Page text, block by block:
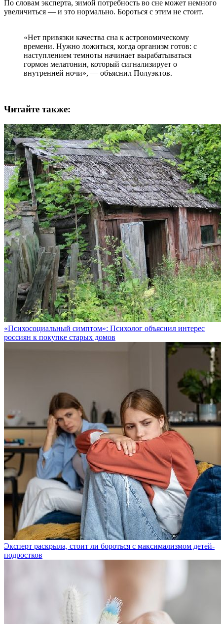
По словам эксперта, зимой потребность во сне может немного
увеличиться — и это нормально. Бороться с этим не стоит.
«Нет привязки качества сна к астрономическому
времени. Нужно ложиться, когда организм готов: с
наступлением темноты начинает вырабатываться
гормон мелатонин, который сигнализирует о
внутренней ночи», — объяснил Полуэктов.
Читайте также:
«Психосоциальный симптом»: Психолог объяснил интерес
россиян к покупке старых домов
Эксперт раскрыла, стоит ли бороться с максимализмом детей-
подростков